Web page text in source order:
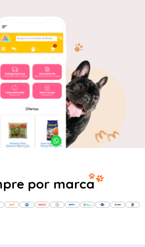
por marca